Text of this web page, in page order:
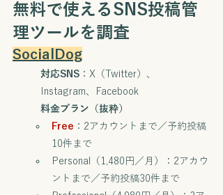
無料で使えるSNS投稿管
理ツールを調査
SocialDog
対応SNS ：X（Twitter）、
Instagram、Facebook
料金プラン（抜粋）
Free ：2アカウントまで／予約投稿
10件まで
Personal（1,480円／月）：2アカウ
ントまで／予約投稿30件まで